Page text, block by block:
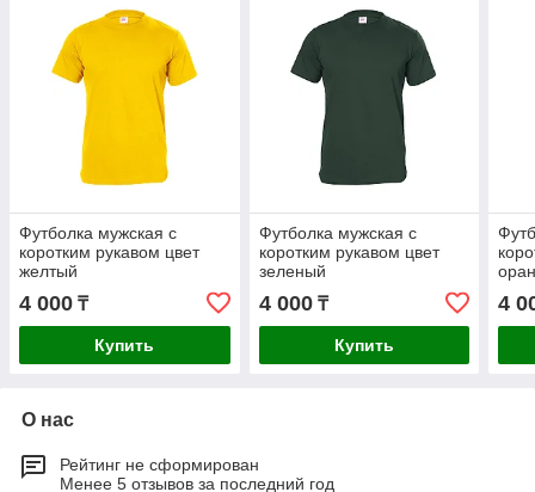
Футболка мужская с
коротким рукавом цвет
желтый
4 000 ₸
Купить
Футболка мужская с
коротким рукавом цвет
зеленый
4 000₸
Купить
4
О нас
Рейтинг не сформирован
Менее 5 отзывов за последний год